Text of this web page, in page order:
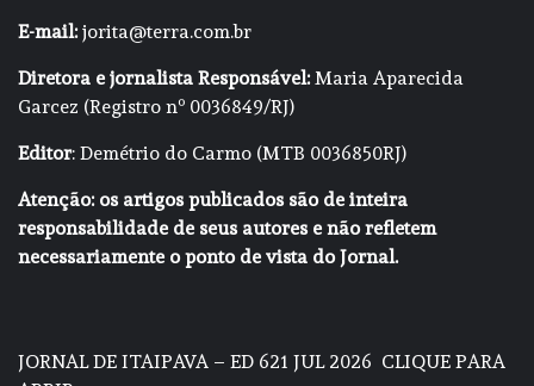
E-mail:jorita@terra.com.br
Diretora e jornalista Responsável:Maria Aparecida
Garcez (Registro nº 0036849/RJ)
Editor: Demétrio do Carmo (MTB 0036850RJ)
Atenção: os artigos publicados são de inteira
responsabilidade de seus autores e não refletem
necessariamente o ponto de vista do Jornal.
JORNAL DE ITAIPAVA – ED 621 JUL 2026 CLIQUE PARA